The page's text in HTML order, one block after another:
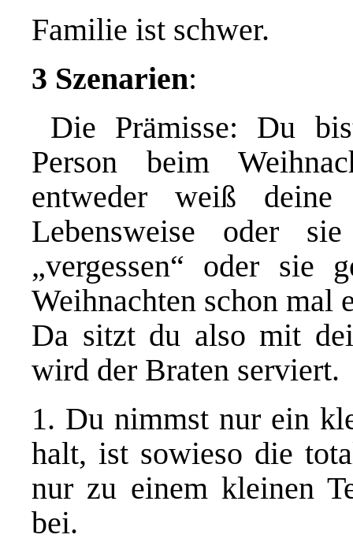
Familie ist schwer.
3 Szenarien:
Die Prämisse: Du
Person beim
entweder weiß
Lebensweise oder
„vergessen“ oder sie
Weihnachten schon mal
Da sitzt du also mit
wird der Braten serviert.
1. Du nimmst nur ein
halt, ist sowieso die
nur zu einem kleinen
bei.